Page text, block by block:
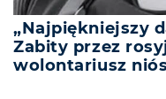
„Najpiękniejszy
Zabity przez
wolontariusz